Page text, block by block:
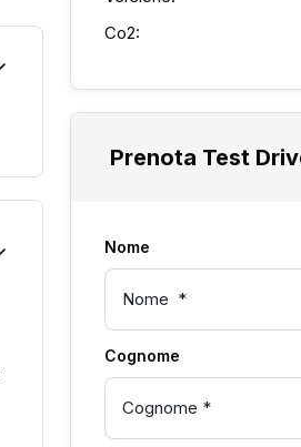
Co2:
Prenota Test
Nome
Cognome